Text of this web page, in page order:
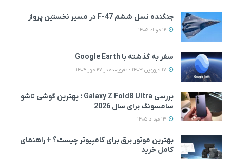
جنگنده نسل ششم F-47 در مسیر نخستین پرواز
سفر به گذشته با Google Earth
بررسی Galaxy Z Fold8 Ultra ؛ بهترین گوشی تاشو
سامسونگ برای سال 2026
بهترین موتور برق برای کامپیوتر چیست؟ + راهنمای
کامل خرید